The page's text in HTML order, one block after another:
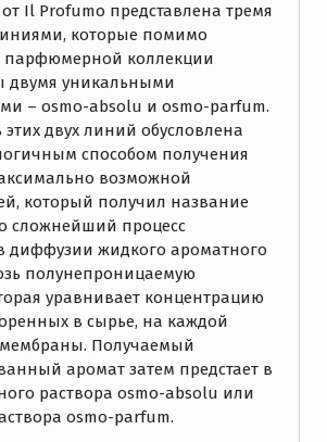
Il Profumo представлена тремя
которые помимо
парфюмерной коллекции
двумя уникальными
– osmo-absolu и оsmo-parfum.
этих двух линий обусловлена
способом получения
возможной
который получил название
сложнейший процесс
диффузии жидкого ароматного
полунепроницаемую
уравнивает концентрацию
в сырье, на каждой
мембраны. Получаемый
аромат затем предстает в
раствора osmo-absolu или
оsmo-parfum.